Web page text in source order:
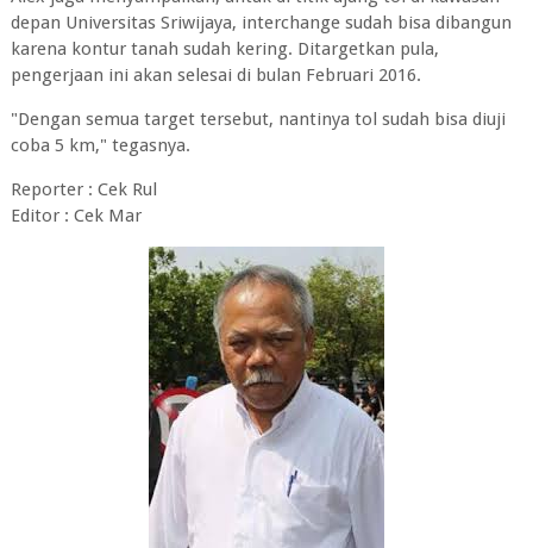
depan Universitas Sriwijaya, interchange sudah bisa dibangun
karena kontur tanah sudah kering. Ditargetkan pula,
pengerjaan ini akan selesai di bulan Februari 2016.
"Dengan semua target tersebut, nantinya tol sudah bisa diuji
coba 5 km," tegasnya.
Reporter : Cek Rul
Editor : Cek Mar